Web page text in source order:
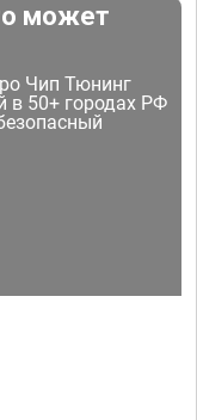
может
Чип Тюнинг
в 50+ городах РФ